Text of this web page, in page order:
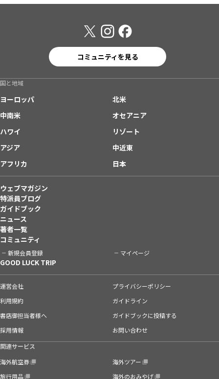
コミュニティを見る
国と地域
ヨーロッパ
北米
中南米
オセアニア
ハワイ
リゾート
アジア
中近東
アフリカ
日本
ウェブマガジン
特派員ブログ
ガイドブック
ニュース
著者一覧
コミュニティ
新規会員登録 マイページ
GOOD LUCK TRIP
運営会社
プライバシーポリシー
利用規約
ガイドライン
書店御担当者様へ
ガイドブックに投稿する
採用情報
お問い合わせ
関連サービス
海外航空券
海外ツアー
旅行用品
海外のおみやげ